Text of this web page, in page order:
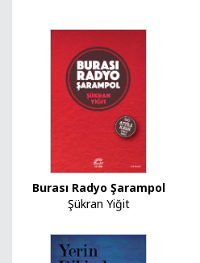
Burası Radyo Şarampol
Şükran Yiğit